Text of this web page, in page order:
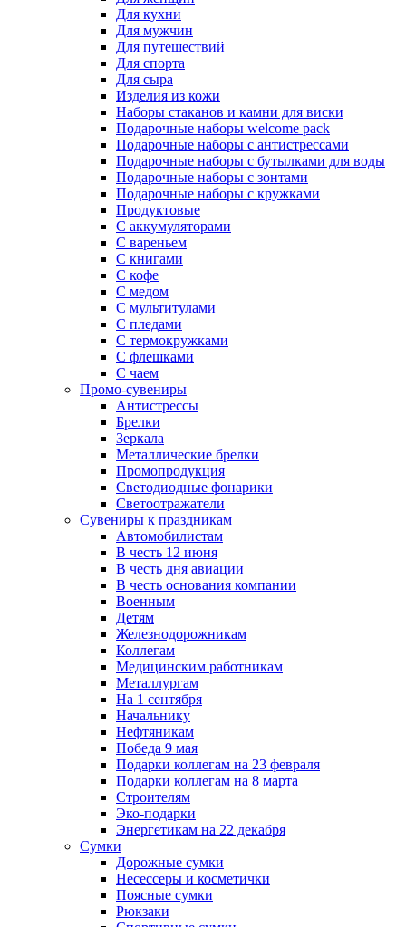
Для кухни
Для мужчин
Для путешествий
Для спорта
Для сыра
Изделия из кожи
Наборы стаканов и камни для виски
Подарочные наборы welcome pack
Подарочные наборы с антистрессами
Подарочные наборы с бутылками для воды
Подарочные наборы с зонтами
Подарочные наборы с кружками
Продуктовые
С аккумуляторами
С вареньем
С книгами
С кофе
С медом
С мультитулами
С пледами
С термокружками
С флешками
С чаем
Промо-сувениры
Антистрессы
Брелки
Зеркала
Металлические брелки
Промопродукция
Светодиодные фонарики
Светоотражатели
Сувениры к праздникам
Автомобилистам
В честь 12 июня
В честь дня авиации
В честь основания компании
Военным
Детям
Железнодорожникам
Коллегам
Медицинским работникам
Металлургам
На 1 сентября
Начальнику
Нефтяникам
Победа 9 мая
Подарки коллегам на 23 февраля
Подарки коллегам на 8 марта
Строителям
Эко-подарки
Энергетикам на 22 декабря
Сумки
Дорожные сумки
Несессеры и косметички
Поясные сумки
Рюкзаки